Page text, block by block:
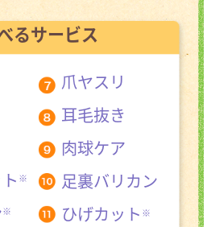
るサービス
※
※
爪ヤスリ
耳毛抜き
肉球ケア
足裏バリカン
ひげカット ※